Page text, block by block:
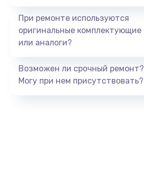
При ремонте используются
оригинальные комплектующие
или аналоги?
Возможен ли срочный ремонт?
Могу при нем присутствовать?